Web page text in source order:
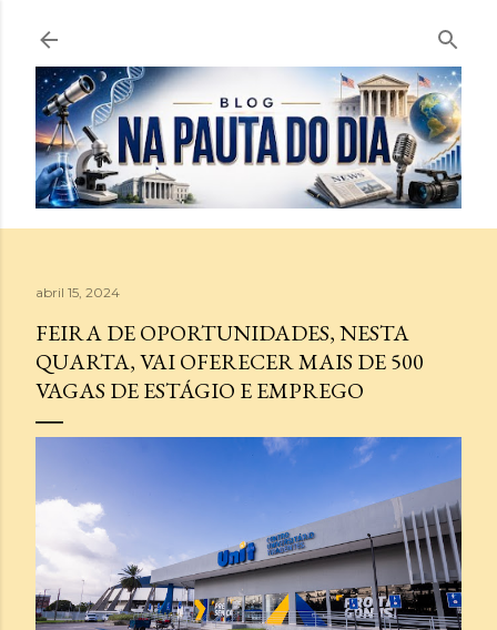
Pular para o conteúdo principal
abril 15, 2024
FEIRA DE OPORTUNIDADES, NESTA
QUARTA, VAI OFERECER MAIS DE 500
VAGAS DE ESTÁGIO E EMPREGO